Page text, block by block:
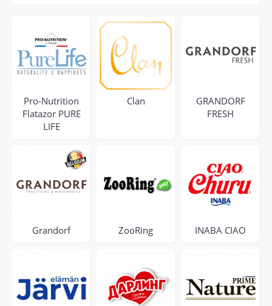
Pro-Nutrition
Flatazor PURE
LIFE
Clan
GRANDORF
FRESH
Grandorf ZooRing INABA CIAO